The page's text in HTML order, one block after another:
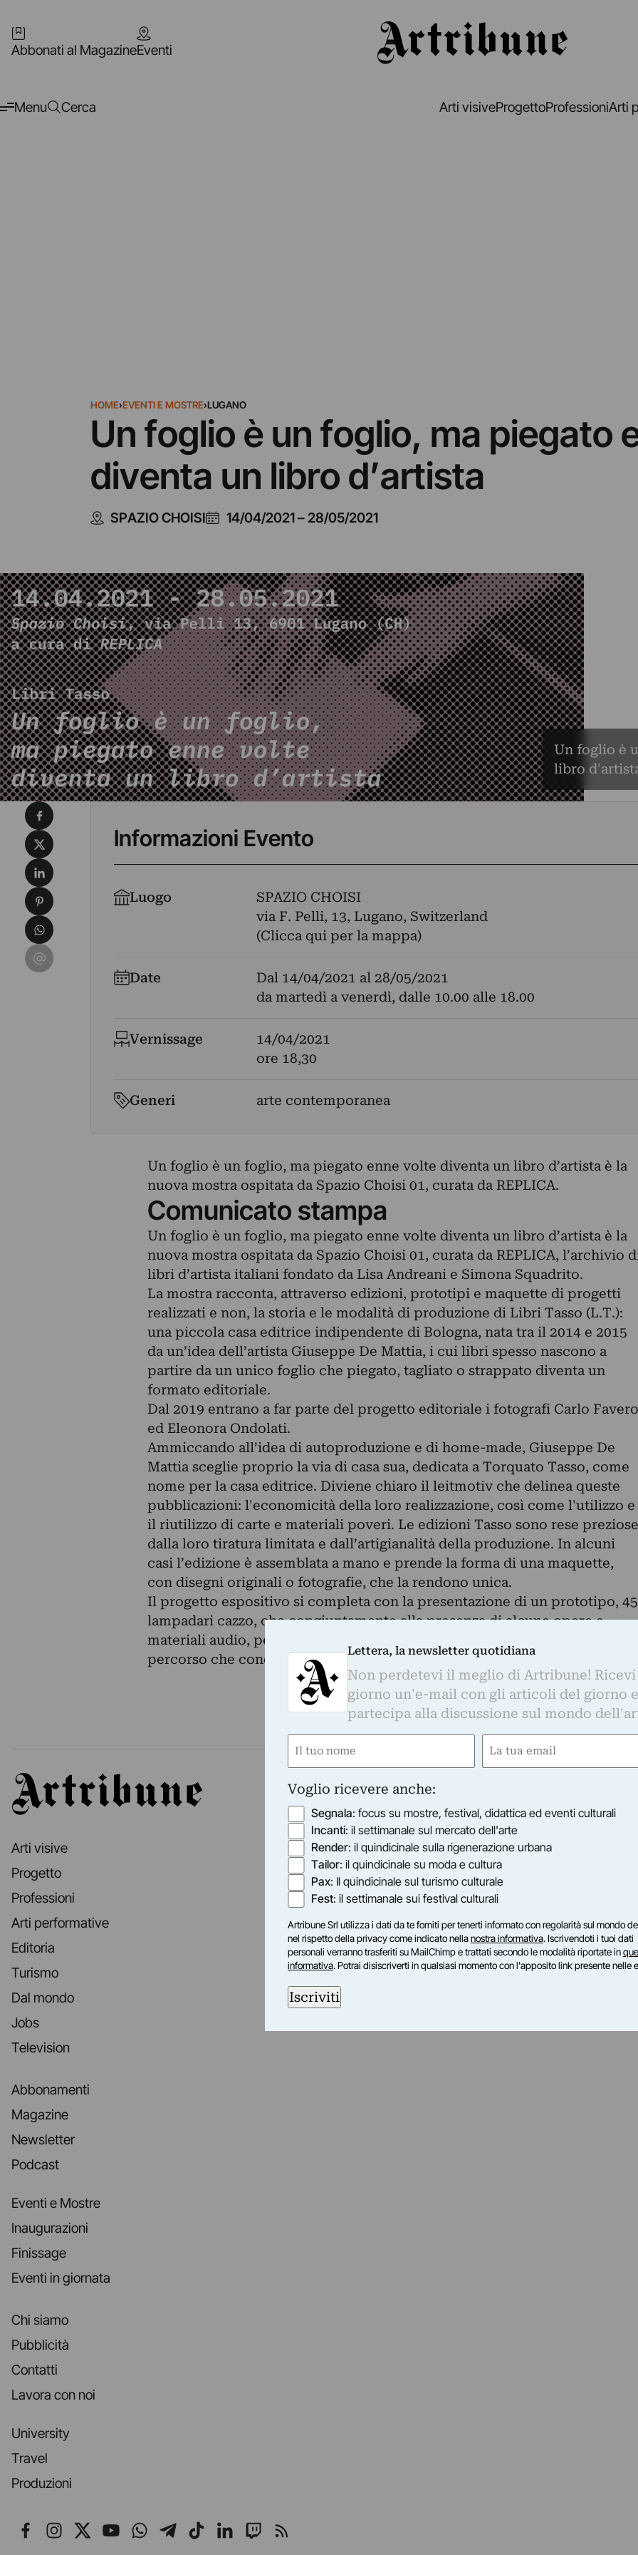
Abbonati al MagazineEventi
Menu Cerca Arti visiveProgettoProfessioniArti
HOME›EVENTI E MOSTRE›LUGANO
Un foglio è un foglio, ma piegato
diventa un libro d’artista
SPAZIO CHOISI 14/04/2021– 28/05/2021
Un foglio è
libro
Informazioni Evento
Luogo
SPAZIO CHOISI
via F. Pelli, 13, Lugano, Switzerland
(Clicca qui per la mappa)
Date Dal 14/04/2021 al 28/05/2021
da martedì a venerdì, dalle 10.00 alle 18.00
Vernissage
14/04/2021
ore 18,30
Generi arte contemporanea
Un foglio è un foglio, ma piegato enne volte diventa un libro d’artista è la
nuova mostra ospitata da Spazio Choisi 01, curata da REPLICA.
Comunicato stampa
Un foglio è un foglio, ma piegato enne volte diventa un libro d’artista è la
nuova mostra ospitata da Spazio Choisi 01, curata da REPLICA, l’archivio
libri d’artista italiani fondato da Lisa Andreani e Simona Squadrito.
La mostra racconta, attraverso edizioni, prototipi e maquette di progetti
realizzati e non, la storia e le modalità di produzione di Libri Tasso (L.T.):
una piccola casa editrice indipendente di Bologna, nata tra il 2014 e 2015
da un’idea dell’artista Giuseppe De Mattia, i cui libri spesso nascono a
partire da un unico foglio che piegato, tagliato o strappato diventa un
formato editoriale.
Dal 2019 entrano a far parte del progetto editoriale i fotografi Carlo Favero
ed Eleonora Ondolati.
Ammiccando all’idea di autoproduzione e di home-made, Giuseppe De
Mattia sceglie proprio la via di casa sua, dedicata a Torquato Tasso, come
nome per la casa editrice. Diviene chiaro il leitmotiv che delinea queste
pubblicazioni: l'economicità della loro realizzazione, così come l'utilizzo e
il riutilizzo di carte e materiali poveri. Le edizioni Tasso sono rese preziose
dalla loro tiratura limitata e dall’artigianalità della produzione. In alcuni
casi l’edizione è assemblata a mano e prende la forma di una maquette,
con disegni originali o fotografie, che la rendono unica.
Il progetto espositivo si completa con la presentazione di un prototipo, 45
lampadari cazzo, che congiuntamente alla presenza di alcune opere e
materiali audio, permette di esplorare non solo l’oggetto finito ma anche il
percorso che conduce alla sua realizzazione.
Condividi su Facebook
Condividi su X
Condividi su LinkedIn
Condividi su Pinterest
Condividi su WhatsApp
Condividi su Email
Artribune
Arti visive
Progetto
Professioni
Arti performative
Editoria
Turismo
Dal mondo
Jobs
Television
Abbonamenti
Magazine
Newsletter
Podcast
Eventi e Mostre
Inaugurazioni
Finissage
Eventi in giornata
Chi siamo
Pubblicità
Contatti
Lavora con noi
University
Travel
Produzioni
Seguici su Facebook
Seguici su Instagram
Seguici su X
Seguici su YouTube
Seguici su WhatsApp
Seguici su Telegram
Seguici su TikTok
Seguici su LinkedIn
Seguici su Twitch
Seguici su Rss
Lettera, la newsletter quotidiana
Non perdetevi il meglio di Artribune!
giorno un'e-mail con gli articoli del giorno
partecipa alla discussione sul mondo
Nome
Email
Voglio ricevere anche:
Segnala: focus su mostre, festival, didattica ed eventi culturali
Incanti: il settimanale sul mercato dell'arte
Render: il quindicinale sulla rigenerazione urbana
Tailor: il quindicinale su moda e cultura
Pax: Il quindicinale sul turismo culturale
Fest: il settimanale sui festival culturali
Artribune Srl utilizza i dati da te forniti per tenerti informato con regolarità sul mondo
nel rispetto della privacy come indicato nellanostra informativa. Iscrivendoti i tuoi dati
personali verranno trasferiti su MailChimp e trattati secondo le modalità riportate in
informativa. Potrai disiscriverti in qualsiasi momento con l'apposito link presente nelle
Iscriviti